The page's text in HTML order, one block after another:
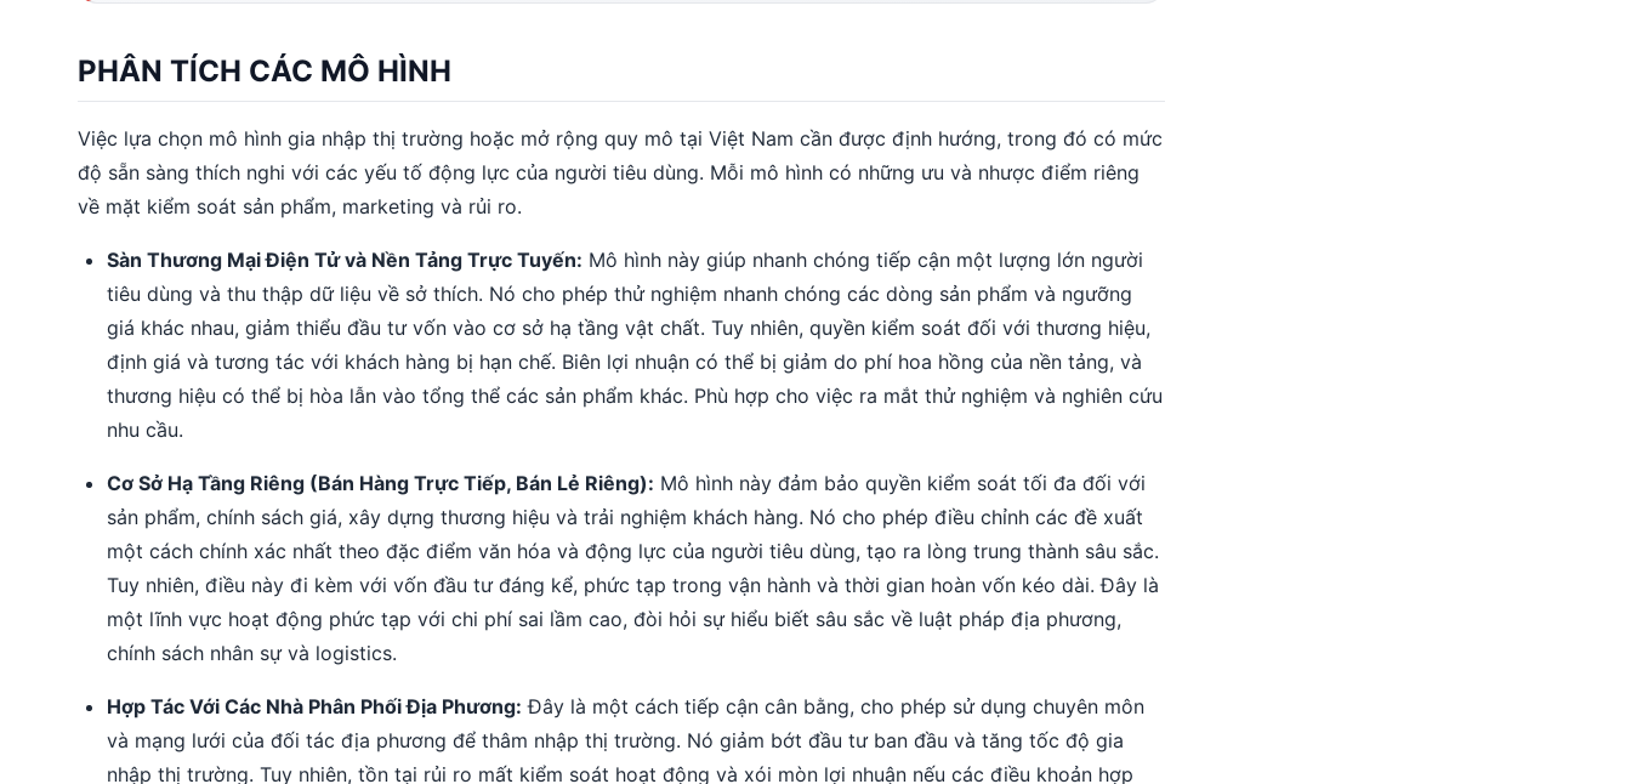
PHÂN TÍCH CÁC MÔ HÌNH
Việc lựa chọn mô hình gia nhập thị trường hoặc mở rộng quy mô tại Việt Nam cần được định hướng, trong đó có mức
độ sẵn sàng thích nghi với các yếu tố động lực của người tiêu dùng. Mỗi mô hình có những ưu và nhược điểm riêng
về mặt kiểm soát sản phẩm, marketing và rủi ro.
Sàn Thương Mại Điện Tử và Nền Tảng Trực Tuyến: Mô hình này giúp nhanh chóng tiếp cận một lượng lớn người
tiêu dùng và thu thập dữ liệu về sở thích. Nó cho phép thử nghiệm nhanh chóng các dòng sản phẩm và ngưỡng
giá khác nhau, giảm thiểu đầu tư vốn vào cơ sở hạ tầng vật chất. Tuy nhiên, quyền kiểm soát đối với thương hiệu,
định giá và tương tác với khách hàng bị hạn chế. Biên lợi nhuận có thể bị giảm do phí hoa hồng của nền tảng, và
thương hiệu có thể bị hòa lẫn vào tổng thể các sản phẩm khác. Phù hợp cho việc ra mắt thử nghiệm và nghiên cứu
nhu cầu.
Cơ Sở Hạ Tầng Riêng (Bán Hàng Trực Tiếp, Bán Lẻ Riêng): Mô hình này đảm bảo quyền kiểm soát tối đa đối với
sản phẩm, chính sách giá, xây dựng thương hiệu và trải nghiệm khách hàng. Nó cho phép điều chỉnh các đề xuất
một cách chính xác nhất theo đặc điểm văn hóa và động lực của người tiêu dùng, tạo ra lòng trung thành sâu sắc.
Tuy nhiên, điều này đi kèm với vốn đầu tư đáng kể, phức tạp trong vận hành và thời gian hoàn vốn kéo dài. Đây là
một lĩnh vực hoạt động phức tạp với chi phí sai lầm cao, đòi hỏi sự hiểu biết sâu sắc về luật pháp địa phương,
chính sách nhân sự và logistics.
Hợp Tác Với Các Nhà Phân Phối Địa Phương: Đây là một cách tiếp cận cân bằng, cho phép sử dụng chuyên môn
và mạng lưới của đối tác địa phương để thâm nhập thị trường. Nó giảm bớt đầu tư ban đầu và tăng tốc độ gia
nhập thị trường. Tuy nhiên, tồn tại rủi ro mất kiểm soát hoạt động và xói mòn lợi nhuận nếu các điều khoản hợp